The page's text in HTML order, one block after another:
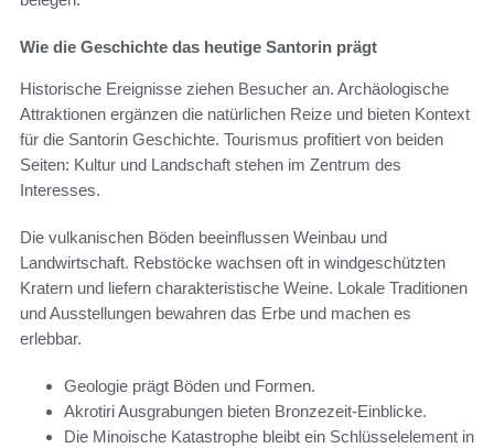
Wie die Geschichte das heutige Santorin prägt
Historische Ereignisse ziehen Besucher an. Archäologische
Attraktionen ergänzen die natürlichen Reize und bieten Kontext
für die Santorin Geschichte. Tourismus profitiert von beiden
Seiten: Kultur und Landschaft stehen im Zentrum des
Interesses.
Die vulkanischen Böden beeinflussen Weinbau und
Landwirtschaft. Rebstöcke wachsen oft in windgeschützten
Kratern und liefern charakteristische Weine. Lokale Traditionen
und Ausstellungen bewahren das Erbe und machen es
erlebbar.
Geologie prägt Böden und Formen.
Akrotiri Ausgrabungen bieten Bronzezeit-Einblicke.
Die Minoische Katastrophe bleibt ein Schlüsselelement in